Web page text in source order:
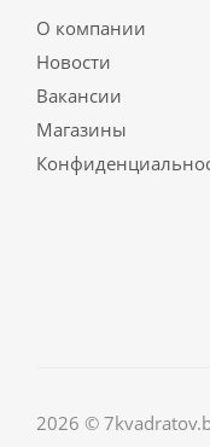
О компании
Новости
Вакансии
Магазины
2026 ©